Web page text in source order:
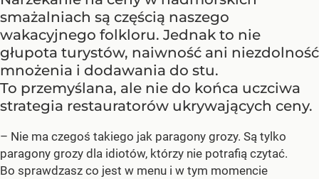
smażalniach są częścią naszego
wakacyjnego folkloru. Jednak to nie
głupota turystów, naiwność ani niezdolność
mnożenia i dodawania do stu.
To przemyślana, ale nie do końca uczciwa
strategia restauratorów ukrywających ceny.
– Nie ma czegoś takiego jak paragony grozy. Są tylko
paragony grozy dla idiotów, którzy nie potrafią czytać.
Bo sprawdzasz co jest w menu i w tym momencie